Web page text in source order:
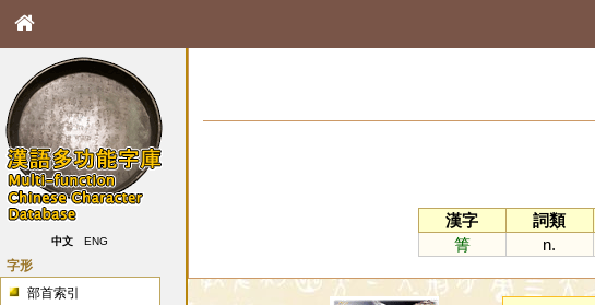
中文 ENG
字形
部首索引
漢字
詞類
箐
n.